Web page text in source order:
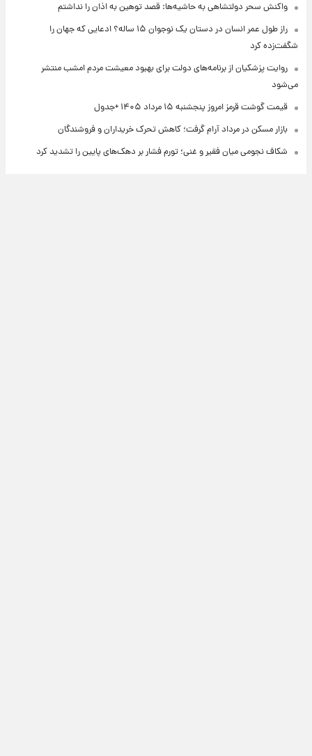
واکنش سحر دولتشاهی به حاشیه‌ها: قصد توهین به اذان را نداشتم
راز طول عمر انسان در دستان یک نوجوان ۱۵ ساله؟ ادعایی که جهان را
شگفت‌زده کرد
روایت پزشکیان از برنامه‌های دولت برای بهبود معیشت مردم امشب منتشر
می‌شود
قیمت گوشت قرمز امروز پنجشنبه ۱۵ مرداد ۱۴۰۵ +جدول
بازار مسکن در مرداد آرام گرفت؛ کاهش تحرک خریداران و فروشندگان
شکاف نجومی میان فقیر و غنی؛ تورم فشار بر دهک‌های پایین را تشدید کرد